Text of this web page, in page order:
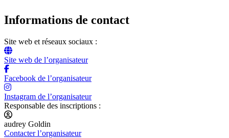
Informations de contact
Site web et réseaux sociaux :
Site web de l’organisateur
Facebook de l’organisateur
Instagram de l’organisateur
Responsable des inscriptions :
audrey Goldin
Contacter l’organisateur